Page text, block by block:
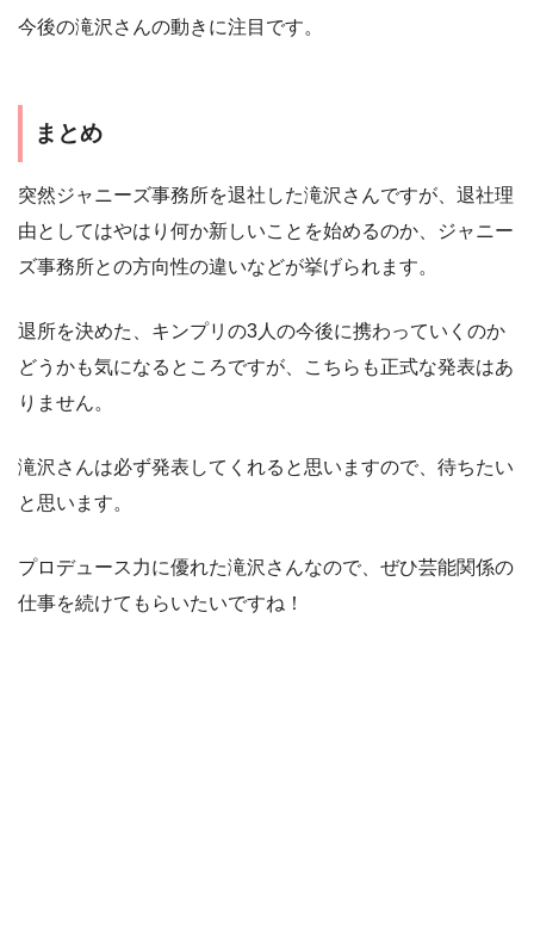
今後の滝沢さんの動きに注目です。
まとめ
突然ジャニーズ事務所を退社した滝沢さんですが、退社理
由としてはやはり何か新しいことを始めるのか、ジャニー
ズ事務所との方向性の違いなどが挙げられます。
退所を決めた、キンプリの3人の今後に携わっていくのか
どうかも気になるところですが、こちらも正式な発表はあ
りません。
滝沢さんは必ず発表してくれると思いますので、待ちたい
と思います。
プロデュース力に優れた滝沢さんなので、ぜひ芸能関係の
仕事を続けてもらいたいですね！